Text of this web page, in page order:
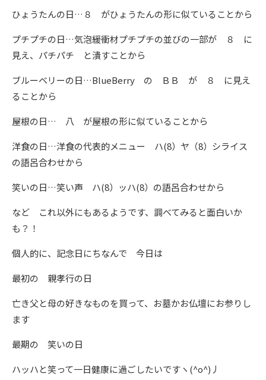
ひょうたんの日…８ がひょうたんの形に似ていることから
プチプチの日…気泡緩衝材プチプチの並びの一部が ８ に
見え、パチパチ と潰すことから
ブルーベリーの日…BlueBerry の ＢＢ が ８ に見え
ることから
屋根の日… 八 が屋根の形に似ていることから
洋食の日…洋食の代表的メニュー ハ(8）ヤ（8）シライス
の語呂合わせから
笑いの日…笑い声 ハ(8）ッハ(8）の語呂合わせから
など これ以外にもあるようです、調べてみると面白いか
も？！
個人的に、記念日にちなんで 今日は
最初の 親孝行の日
亡き父と母の好きなものを買って、お墓かお仏壇にお参りし
ます
最期の 笑いの日
ハッハと笑って一日健康に過ごしたいですヽ(^o^)丿